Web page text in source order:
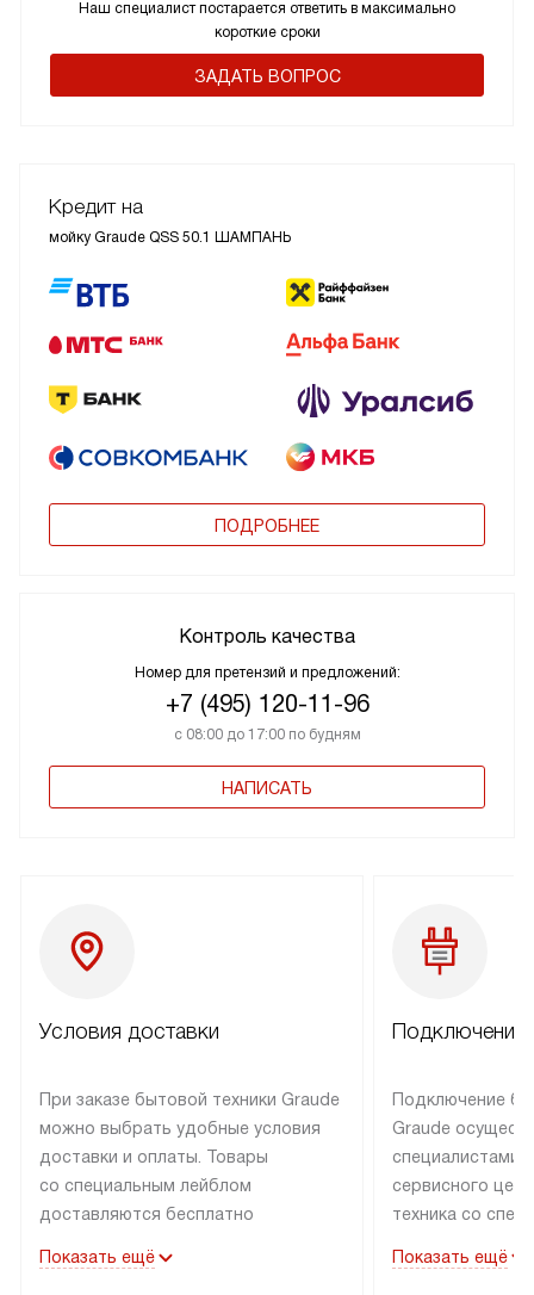
Наш специалист постарается ответить в максимально
короткие сроки
ЗАДАТЬ ВОПРОС
Кредит на
мойку Graude QSS 50.1 ШАМПАНЬ
ПОДРОБНЕЕ
Контроль качества
Номер для претензий и предложений:
+7 (495) 120-11-96
с 08:00 до 17:00 по будням
НАПИСАТЬ
Условия доставки
При заказе бытовой техники Graude
можно выбрать удобные условия
доставки и оплаты. Товары
со специальным лейблом
доставляются бесплатно
до подъезда, а выезд за МКАД
Показать ещё
Подключение
Подключение
Graude
специалистами
сервисного
техника со
наличии
Показать ещё